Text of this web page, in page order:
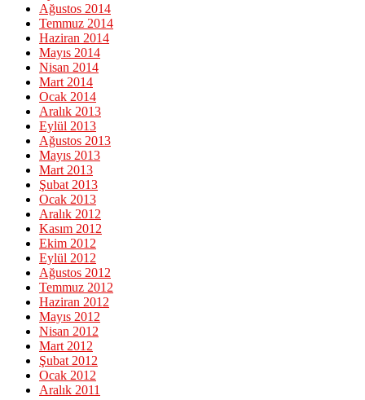
Ağustos 2014
Temmuz 2014
Haziran 2014
Mayıs 2014
Nisan 2014
Mart 2014
Ocak 2014
Aralık 2013
Eylül 2013
Ağustos 2013
Mayıs 2013
Mart 2013
Şubat 2013
Ocak 2013
Aralık 2012
Kasım 2012
Ekim 2012
Eylül 2012
Ağustos 2012
Temmuz 2012
Haziran 2012
Mayıs 2012
Nisan 2012
Mart 2012
Şubat 2012
Ocak 2012
Aralık 2011